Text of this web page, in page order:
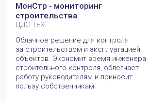
МонСтр - мониторинг
строительства
ЦДС-ТЕХ
Облачное решение для контроля
за строительством и эксплуатацией
объектов. Экономит время инженера
строительного контроля, облегчает
работу руководителям и приносит
пользу собственникам